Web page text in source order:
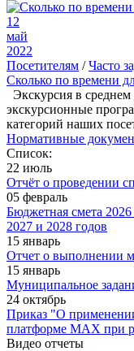
12
май
2022
Посетителям /Часто
Сколько по времени
Экскурсия в
экскурсионные
категорий наших
Нормативные
Список:
22 июль
Отчёт о проведении
05 февраль
Бюджетная смета
2027 и 2028 годов
15 январь
Отчет о выполнении
15 январь
Муниципальное
24 октябрь
Приказ "О
платформе МАХ при
Видео отчеты